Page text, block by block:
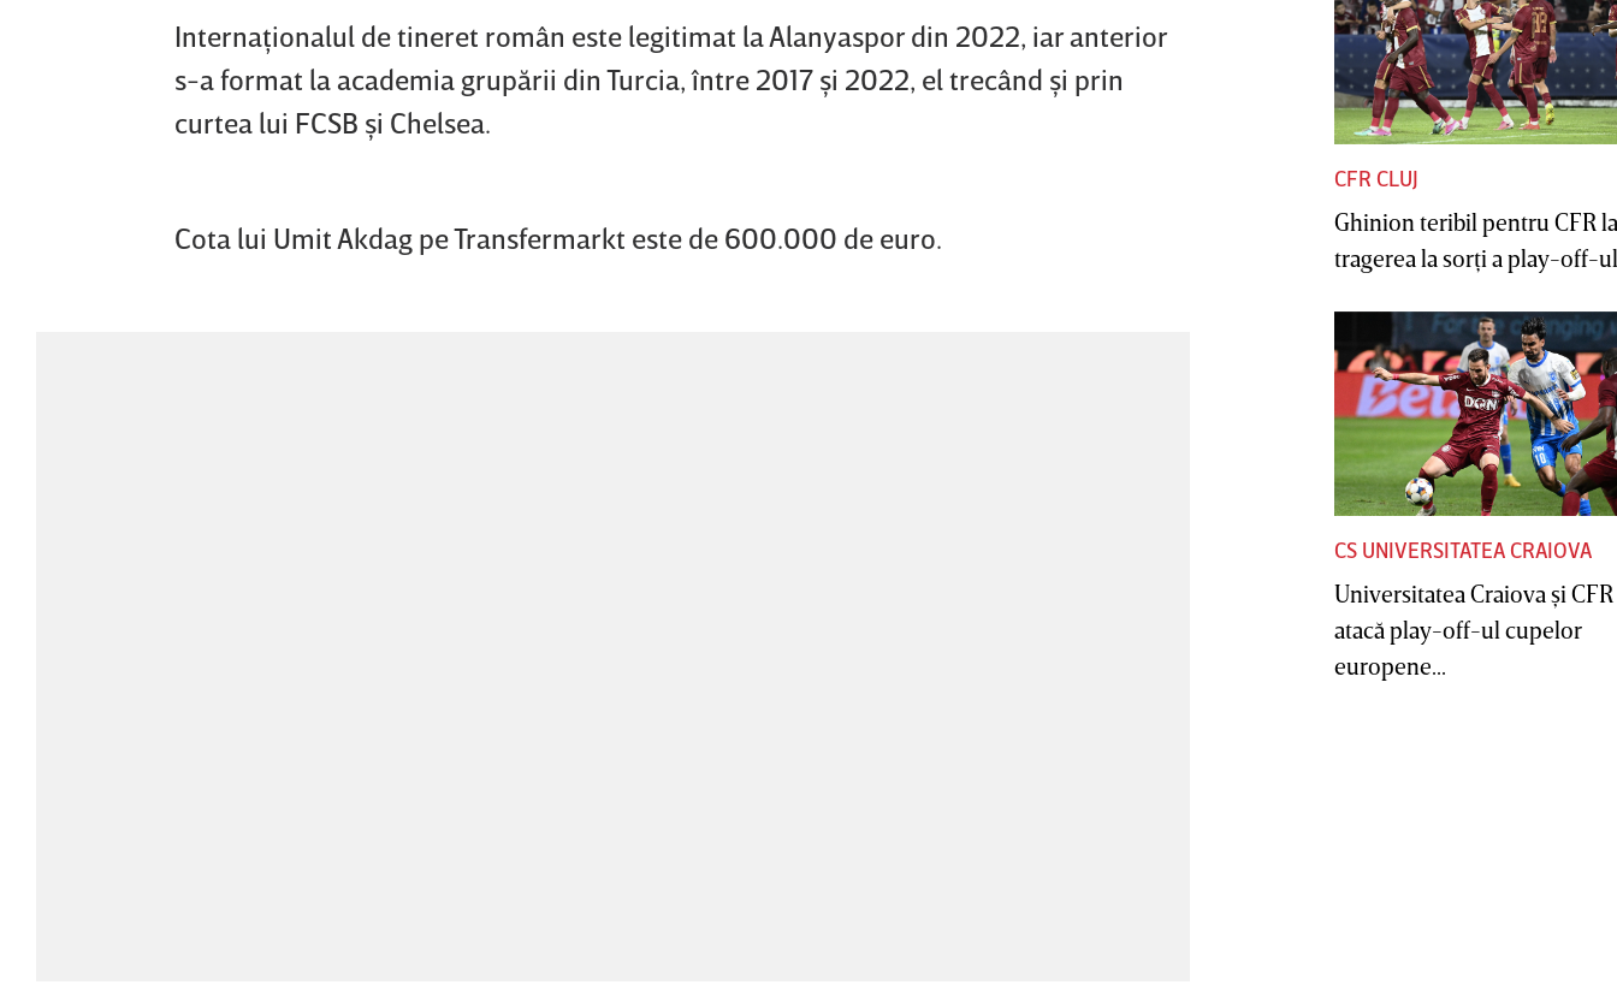
Internaţionalul de tineret român este legitimat la Alanyaspor din 2022, iar anterior
s-a format la academia grupării din Turcia, între 2017 şi 2022, el trecând şi prin
curtea lui FCSB şi Chelsea.
Cota lui Umit Akdag pe Transfermarkt este de 600.000 de euro.
CFR CLUJ
Ghinion teribil pentru CFR la
tragerea la sorţi a play-off-
CS UNIVERSITATEA CRAIOVA
Universitatea Craiova şi
atacă play-off-ul cupelor
europene...